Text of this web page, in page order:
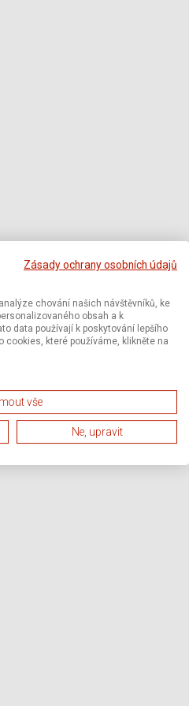
Zásady ochrany osobních údajů
chování našich návštěvníků, ke
obsah a k
data používají k poskytování lepšího
cookies, které používáme, klikněte na
vše
Ne, upravit